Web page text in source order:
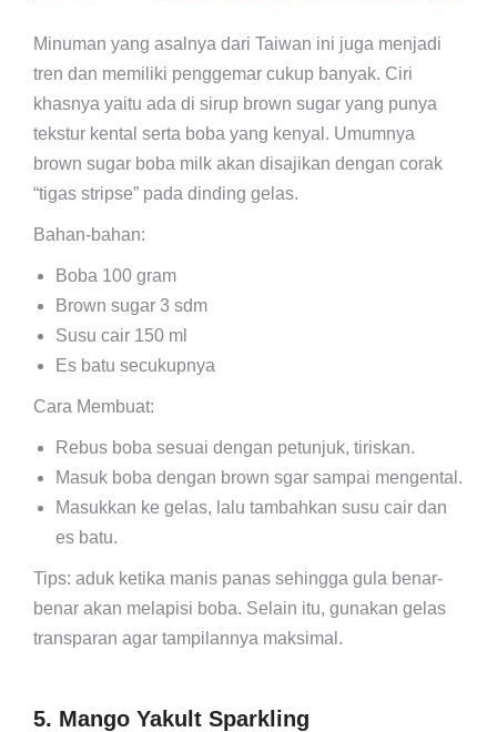
Minuman yang asalnya dari Taiwan ini juga menjadi
tren dan memiliki penggemar cukup banyak. Ciri
khasnya yaitu ada di sirup brown sugar yang punya
tekstur kental serta boba yang kenyal. Umumnya
brown sugar boba milk akan disajikan dengan corak
“tigas stripse” pada dinding gelas.
Bahan-bahan:
Boba 100 gram
Brown sugar 3 sdm
Susu cair 150 ml
Es batu secukupnya
Cara Membuat:
Rebus boba sesuai dengan petunjuk, tiriskan.
Masuk boba dengan brown sgar sampai mengental.
Masukkan ke gelas, lalu tambahkan susu cair dan
es batu.
Tips: aduk ketika manis panas sehingga gula benar-
benar akan melapisi boba. Selain itu, gunakan gelas
transparan agar tampilannya maksimal.
5. Mango Yakult Sparkling